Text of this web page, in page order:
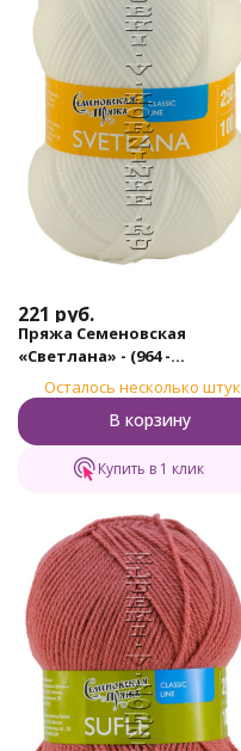
221 руб.
Пряжа Семеновская
«Светлана» - (964 -
Ультрабелый)
Осталось несколько штук
В корзину
Купить в 1 клик